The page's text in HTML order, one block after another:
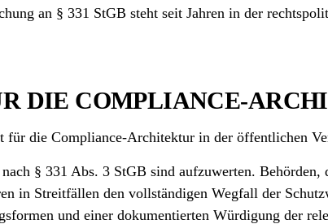
an § 331 StGB steht seit Jahren in der
DIE COMPLIANCE-
für die Compliance-Architektur in der öffentlichen
§ 331 Abs. 3 StGB sind aufzuwerten.
in Streitfällen den vollständigen Wegfall der
und einer dokumentierten Würdigung der